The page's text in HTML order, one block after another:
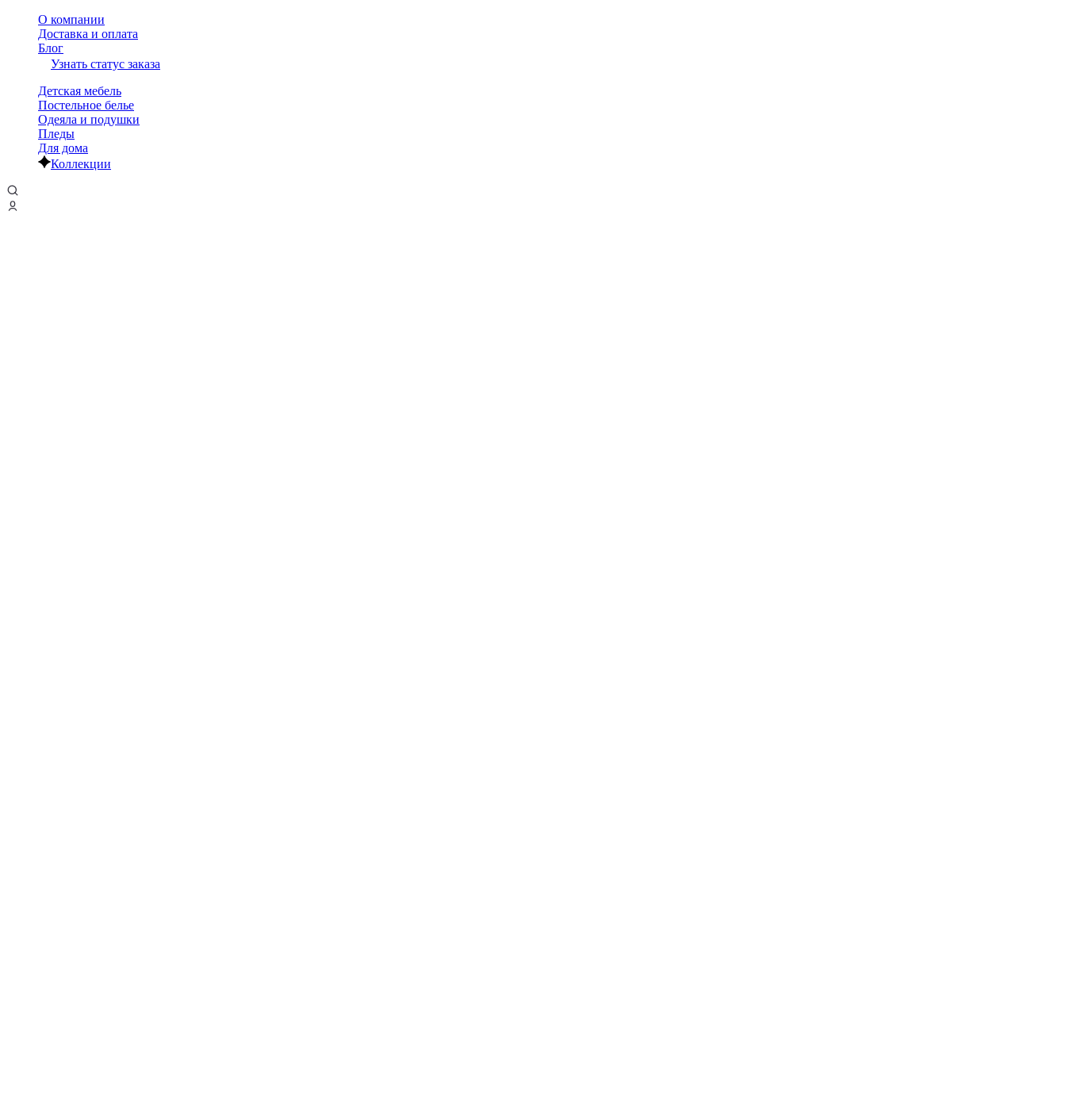
О компании
Доставка и оплата
Блог
Узнать статус заказа
Детская мебель
Постельное белье
Одеяла и подушки
Пледы
Для дома
Коллекции